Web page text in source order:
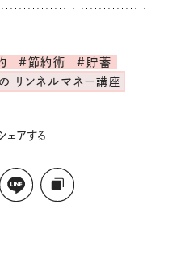
#節約術
#貯蓄
リンネルマネー講座
ェアする